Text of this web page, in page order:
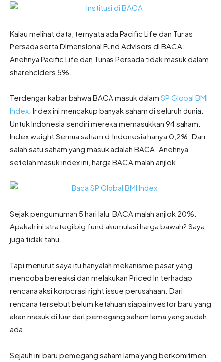
Kalau melihat data, ternyata ada Pacific Life dan Tunas
Persada serta Dimensional Fund Advisors di BACA.
Anehnya Pacific Life dan Tunas Persada tidak masuk dalam
shareholders 5%.
Terdengar kabar bahwa BACA masuk dalam SP Global BMI
Index . Index ini mencakup banyak saham di seluruh dunia.
Untuk Indonesia sendiri mereka memasukkan 94 saham.
Index weight Semua saham di Indonesia hanya 0,2%. Dan
salah satu saham yang masuk adalah BACA. Anehnya
setelah masuk index ini, harga BACA malah anjlok.
Sejak pengumuman 5 hari lalu, BACA malah anjlok 20%.
Apakah ini strategi big fund akumulasi harga bawah? Saya
juga tidak tahu.
Tapi menurut saya itu hanyalah mekanisme pasar yang
mencoba bereaksi dan melakukan Priced In terhadap
rencana aksi korporasi right issue perusahaan. Dari
rencana tersebut belum ketahuan siapa investor baru yang
akan masuk di luar dari pemegang saham lama yang sudah
ada.
Sejauh ini baru pemegang saham lama yang berkomitmen.